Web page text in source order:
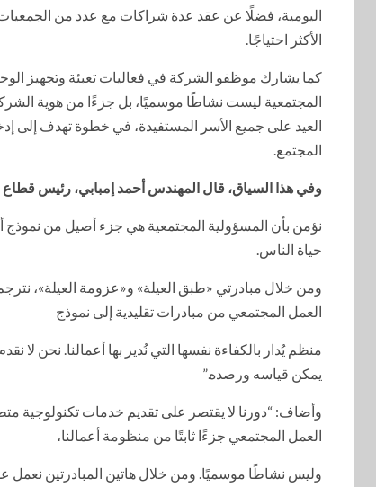
اليومية، فضلًا عن عقد عدة شراكات مع عدد من
الأكثر احتياجًا.
كما يشارك موظفو الشركة في فعاليات تعبئة وتجهيز
المجتمعية ليست نشاطًا موسميًا، بل جزءًا من هوية الشركة
العيد على جميع الأسر المستفيدة، في خطوة تهدف إلى
المجتمع.
وفي هذا السياق، قال المهندس أحمد إمبابي، رئيس قطاع
نؤمن بأن المسؤولية المجتمعية هي جزء أصيل من نموذج
حياة الناس.
ومن خلال مبادرتي «طبق العيلة» و«عزومة العيلة»،
العمل المجتمعي من مبادرات تقليدية إلى نموذج
منظم يُدار بالكفاءة نفسها التي نُدير بها أعمالنا. نحن
يمكن قياسه ورصده.”
وأضاف: “دورنا لا يقتصر على تقديم خدمات تكنولوجية
العمل المجتمعي جزءًا ثابتًا من منظومة أعمالنا،
وليس نشاطًا موسميًا. ومن خلال هاتين المبادرتين